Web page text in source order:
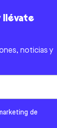
llévate
noticias y
de